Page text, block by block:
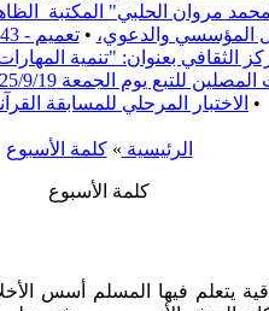
مروان الحلبي"
المؤسسي والدعوي، • تعميم - 43 - إلى القائمين بالشعائر الدينية في مساجد دمشق
بعنوان: "تنمية
التي تقيمها محافظة ريف دمشق بعنوان "ريفنا بيستاهل"
الاختبار المرحلي للمسابقة •
الرئيسية »كلمة الأسبوع
كلمة الأسبوع
يتعلم فيها المسلم أسس